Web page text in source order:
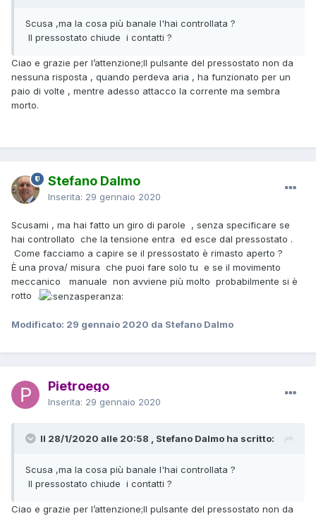
Scusa ,ma la cosa più banale l'hai controllata ?
Il pressostato chiude i contatti ?
Ciao e grazie per l’attenzione;Il pulsante del pressostato non da
nessuna risposta , quando perdeva aria , ha funzionato per un
paio di volte , mentre adesso attacco la corrente ma sembra
morto.
Stefano Dalmo
Inserita: 29 gennaio 2020
Scusami , ma hai fatto un giro di parole , senza specificare se
hai controllato che la tensione entra ed esce dal pressostato .
Come facciamo a capire se il pressostato è rimasto aperto ?
È una prova/ misura che puoi fare solo tu e se il movimento
meccanico manuale non avviene più molto probabilmente si è
rotto .
Modificato: 29 gennaio 2020 da Stefano Dalmo
Pietroego
Inserita: 29 gennaio 2020
Il 28/1/2020 alle 20:58 , Stefano Dalmo ha scritto:
Scusa ,ma la cosa più banale l'hai controllata ?
Il pressostato chiude i contatti ?
Ciao e grazie per l’attenzione;Il pulsante del pressostato non da